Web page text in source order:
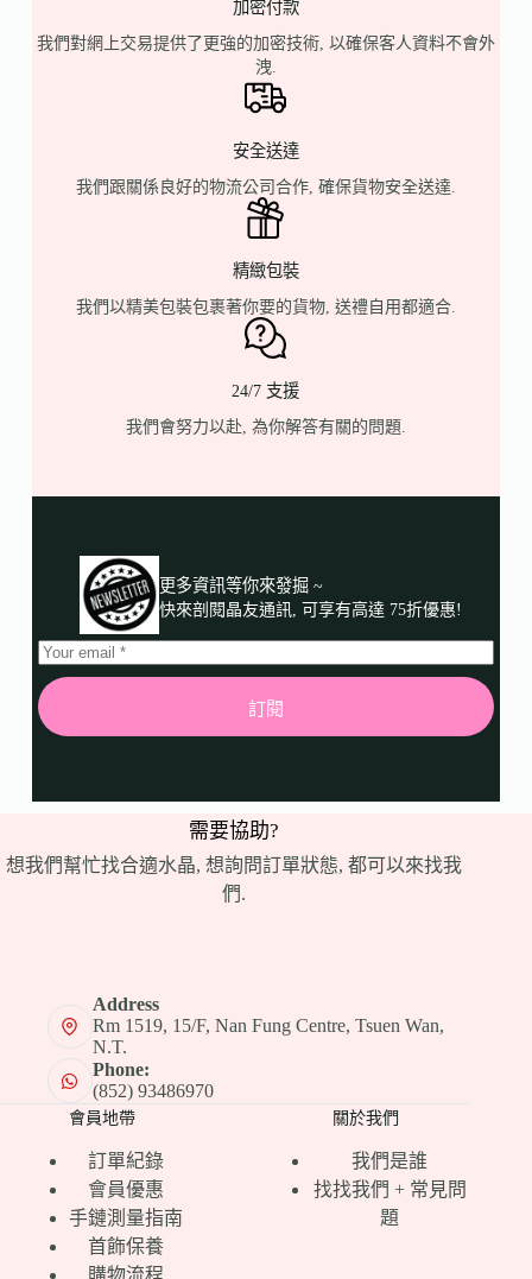
加密付款
我們對網上交易提供了更強的加密技術, 以確保客人資料不會外
洩.
安全送達
我們跟關係良好的物流公司合作, 確保貨物安全送達.
精緻包裝
我們以精美包裝包裹著你要的貨物, 送禮自用都適合.
24/7 支援
我們會努力以赴, 為你解答有關的問題.
更多資訊等你來發掘 ~
快來剖閱晶友通訊, 可享有高達 75折優惠!
訂閱
需要協助?
想我們幫忙找合適水晶, 想詢問訂單狀態, 都可以來找我
們.
Address
Rm 1519, 15/F, Nan Fung Centre, Tsuen Wan,
N.T.
Phone:
(852) 93486970
會員地帶
訂單紀錄
會員優惠
手鏈測量指南
首飾保養
購物流程
關於我們
我們是誰
找找我們 + 常見問
題